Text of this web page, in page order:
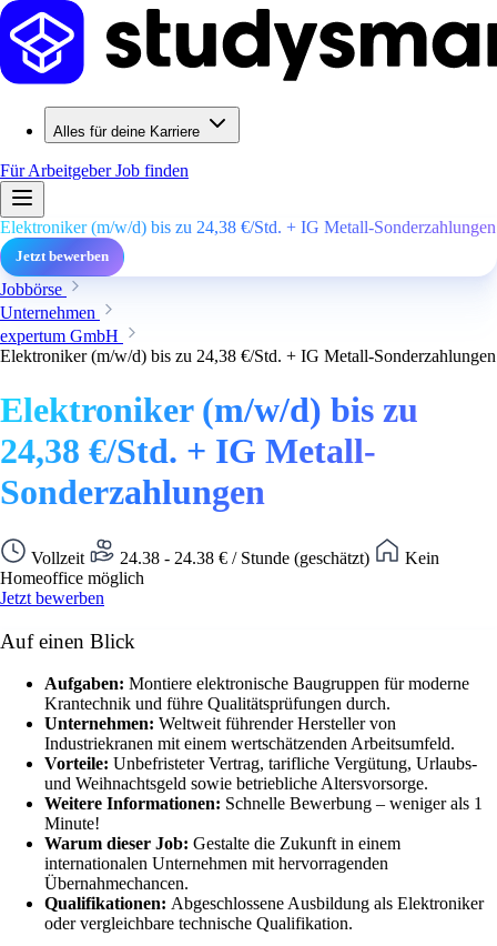
Alles für deine Karriere
Für ArbeitgeberJob finden
Elektroniker (m/w/d) bis zu 24,38 €/Std. + IG Metall-Sonderzahlungen
Jetzt bewerben
Jobbörse
Unternehmen
expertum GmbH
Elektroniker (m/w/d) bis zu 24,38 €/Std. + IG Metall-Sonderzahlungen
Elektroniker (m/w/d) bis zu
24,38 €/Std. + IG Metall-
Sonderzahlungen
Vollzeit 24.38 - 24.38 € / Stunde (geschätzt)
Kein
Homeoffice möglich
Jetzt bewerben
Auf einen Blick
Aufgaben: Montiere elektronische Baugruppen für moderne
Krantechnik und führe Qualitätsprüfungen durch.
Unternehmen: Weltweit führender Hersteller von
Industriekranen mit einem wertschätzenden Arbeitsumfeld.
Vorteile: Unbefristeter Vertrag, tarifliche Vergütung, Urlaubs-
und Weihnachtsgeld sowie betriebliche Altersvorsorge.
Weitere Informationen: Schnelle Bewerbung – weniger als 1
Minute!
Warum dieser Job: Gestalte die Zukunft in einem
internationalen Unternehmen mit hervorragenden
Übernahmechancen.
Qualifikationen: Abgeschlossene Ausbildung als Elektroniker
oder vergleichbare technische Qualifikation.